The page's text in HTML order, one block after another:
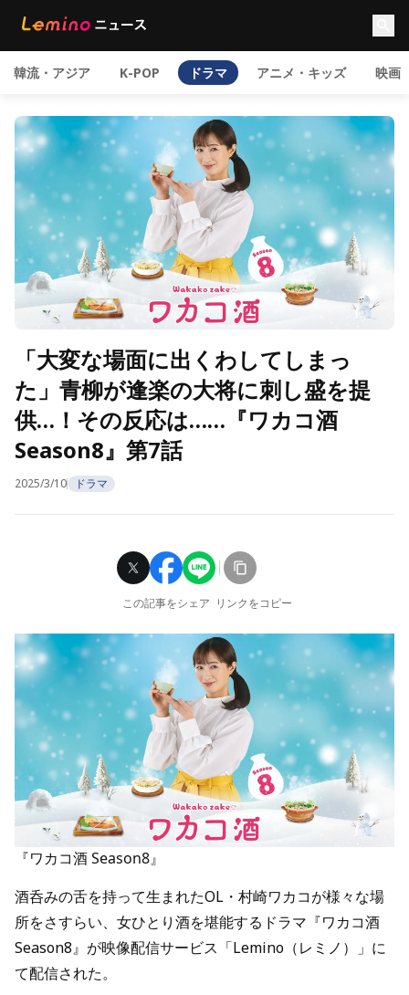
韓流・アジア K-POP ドラマ アニメ・キッズ 映画
「大変な場面に出くわしてしまっ
た」青柳が逢楽の大将に刺し盛を提
供…！その反応は……『ワカコ酒
Season8』第7話
2025/3/10 ドラマ
この記事をシェア リンクをコピー
『ワカコ酒 Season8』
酒呑みの舌を持って生まれたOL・村崎ワカコが様々な場
所をさすらい、女ひとり酒を堪能するドラマ『ワカコ酒
Season8』が映像配信サービス「Lemino（レミノ）」に
て配信された。